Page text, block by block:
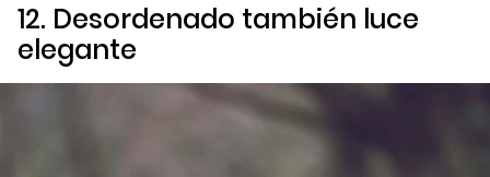
12. Desordenado también luce
elegante